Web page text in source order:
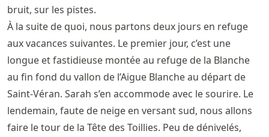
bruit, sur les pistes.
À la suite de quoi, nous partons deux jours en refuge
aux vacances suivantes. Le premier jour, c’est une
longue et fastidieuse montée au refuge de la Blanche
au fin fond du vallon de l’Aigue Blanche au départ de
Saint-Véran. Sarah s’en accommode avec le sourire. Le
lendemain, faute de neige en versant sud, nous allons
faire le tour de la Tête des Toillies. Peu de dénivelés,